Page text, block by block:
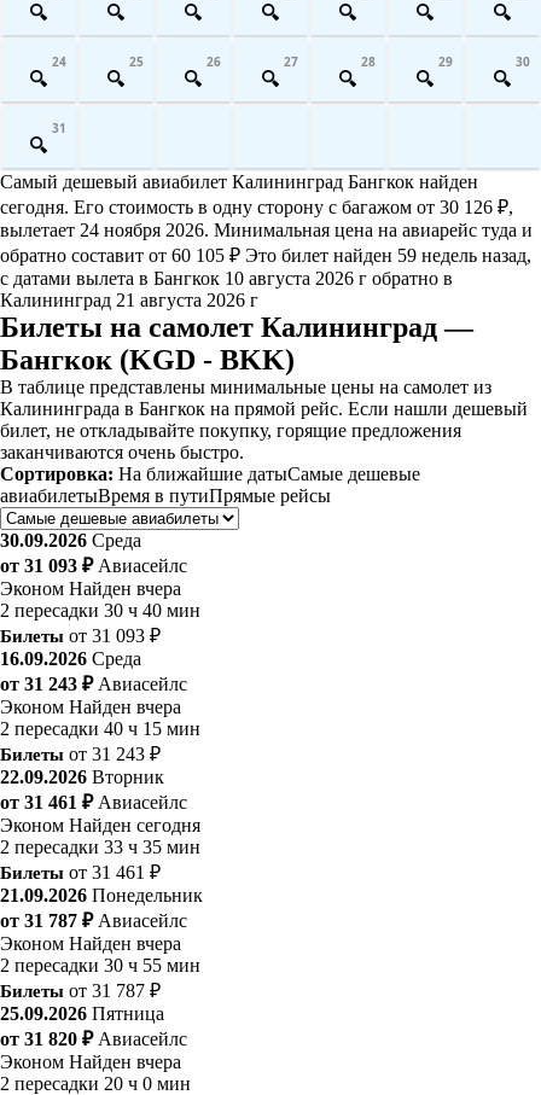
24 25 26 27 28 29 30
31
Самый дешевый авиабилет Калининград Бангкок найден
сегодня. Его стоимость в одну сторону с багажом от 30 126 ₽,
вылетает 24 ноября 2026. Минимальная цена на авиарейс туда и
обратно составит от 60 105 ₽ Это билет найден 59 недель назад,
с датами вылета в Бангкок 10 августа 2026 г обратно в
Калининград 21 августа 2026 г
Билеты на самолет Калининград —
Бангкок (KGD - BKK)
В таблице представлены минимальные цены на самолет из
Калининграда в Бангкок на прямой рейс. Если нашли дешевый
билет, не откладывайте покупку, горящие предложения
заканчиваются очень быстро.
Сортировка: На ближайшие датыСамые дешевые
авиабилетыВремя в путиПрямые рейсы
30.09.2026 Среда
от 31 093 ₽ Авиасейлс
Эконом Найден вчера
2 пересадки 30 ч 40 мин
Билеты от 31 093 ₽
16.09.2026 Среда
от 31 243 ₽ Авиасейлс
Эконом Найден вчера
2 пересадки 40 ч 15 мин
Билеты от 31 243 ₽
22.09.2026 Вторник
от 31 461 ₽ Авиасейлс
Эконом Найден сегодня
2 пересадки 33 ч 35 мин
Билеты от 31 461 ₽
21.09.2026 Понедельник
от 31 787 ₽ Авиасейлс
Эконом Найден вчера
2 пересадки 30 ч 55 мин
Билеты от 31 787 ₽
25.09.2026 Пятница
от 31 820 ₽ Авиасейлс
Эконом Найден вчера
2 пересадки 20 ч 0 мин